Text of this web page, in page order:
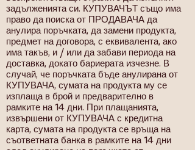
задълженията си. КУПУВАЧЪТ също има
право да поиска от ПРОДАВАЧА да
анулира поръчката, да замени продукта,
предмет на договора, с еквивалента, ако
има такъв, и / или да забави периода на
доставка, докато бариерата изчезне. В
случай, че поръчката бъде анулирана от
КУПУВАЧА, сумата на продукта му се
изплаща в брой и предварително в
рамките на 14 дни. При плащанията,
извършени от КУПУВАЧА с кредитна
карта, сумата на продукта се връща на
съответната банка в рамките на 14 дни